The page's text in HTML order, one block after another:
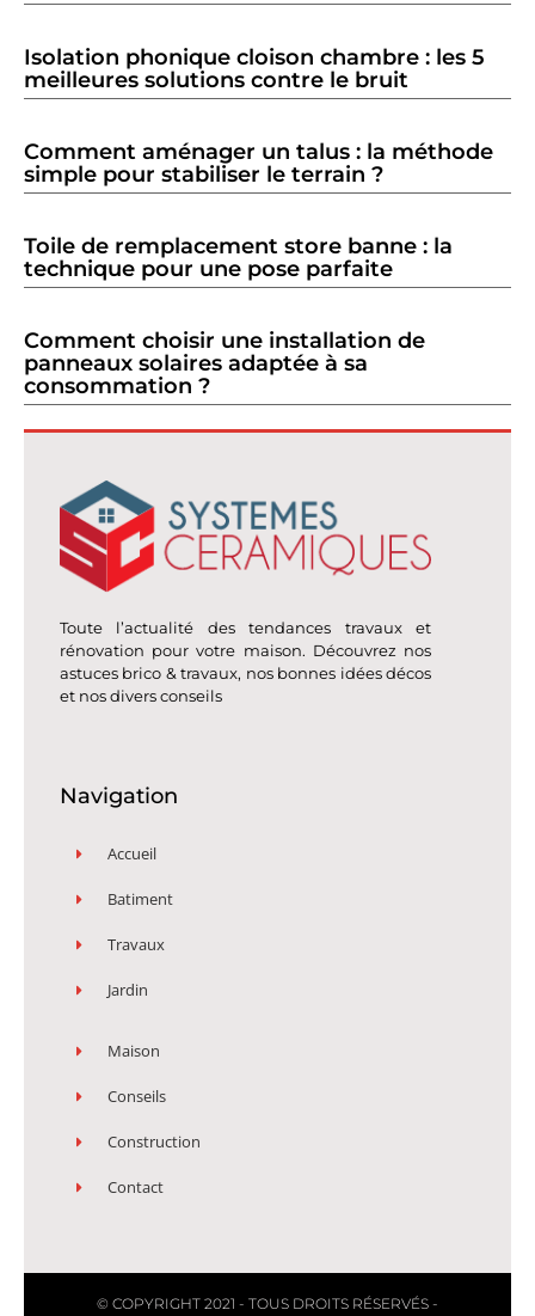
Isolation phonique cloison chambre : les 5
meilleures solutions contre le bruit
Comment aménager un talus : la méthode
simple pour stabiliser le terrain ?
Toile de remplacement store banne : la
technique pour une pose parfaite
Comment choisir une installation de
panneaux solaires adaptée à sa
consommation ?
Toute l’actualité des tendances travaux et
rénovation pour votre maison. Découvrez nos
astuces brico & travaux, nos bonnes idées décos
et nos divers conseils
Navigation
Accueil
Batiment
Travaux
Jardin
Maison
Conseils
Construction
Contact
© COPYRIGHT 2021 - TOUS DROITS RÉSERVÉS -